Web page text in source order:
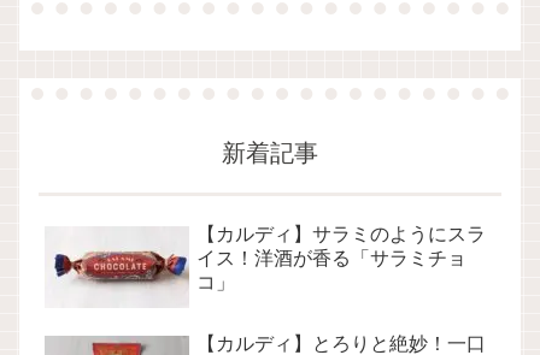
新着記事
【カルディ】サラミのようにスラ
イス！洋酒が香る「サラミチョ
コ」
【カルディ】とろりと絶妙！一口